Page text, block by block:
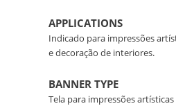
APPLICATIONS
Indicado para impressões
e decoração de interiores.
BANNER TYPE
Tela para impressões artísticas